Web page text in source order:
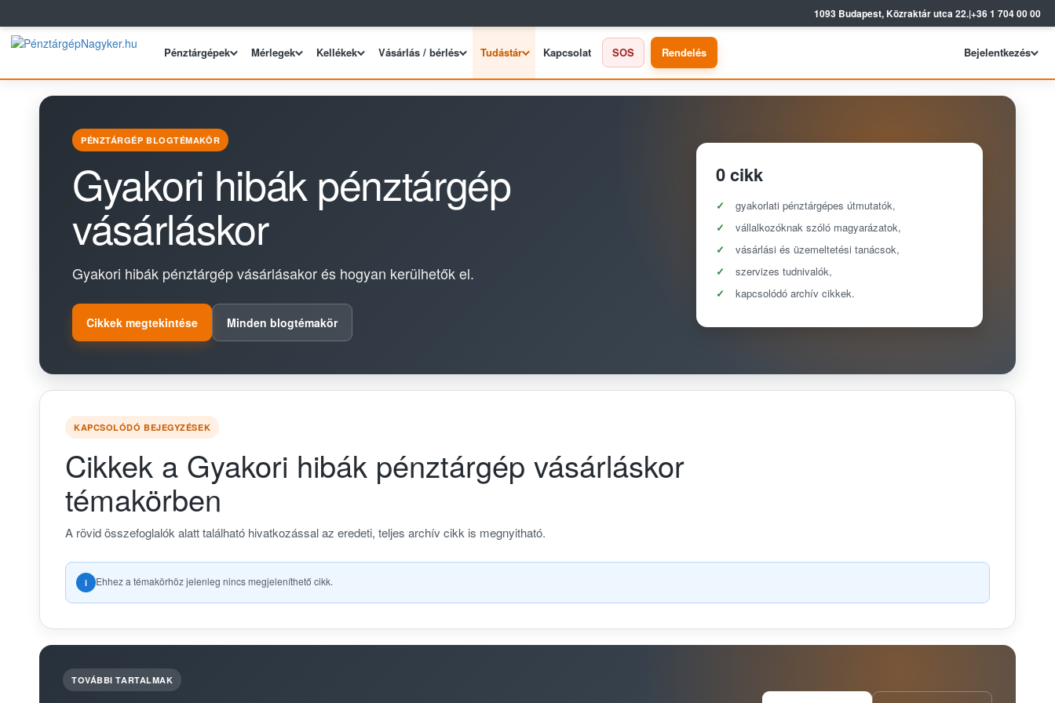
1093 Budapest, Közraktár utca 22.|+36 1 704 00 00
Pénztárgépek Mérlegek Kellékek Vásárlás / bérlés Tudástár Kapcsolat SOS Rendelés Bejelentkezés
PÉNZTÁRGÉP BLOGTÉMAKÖR
Gyakori hibák pénztárgép
vásárláskor
Gyakori hibák pénztárgép vásárlásakor és hogyan kerülhetők el.
Cikkek megtekintése Minden blogtémakör
0 cikk
gyakorlati pénztárgépes útmutatók,
vállalkozóknak szóló magyarázatok,
vásárlási és üzemeltetési tanácsok,
szervizes tudnivalók,
kapcsolódó archív cikkek.
KAPCSOLÓDÓ BEJEGYZÉSEK
Cikkek a Gyakori hibák pénztárgép vásárláskor
témakörben
A rövid összefoglalók alatt található hivatkozással az eredeti, teljes archív cikk is megnyitható.
i Ehhez a témakörhöz jelenleg nincs megjeleníthető cikk.
TOVÁBBI TARTALMAK